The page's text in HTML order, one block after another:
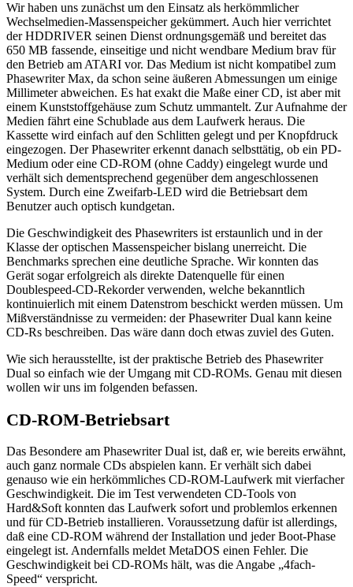
Wir haben uns zunächst um den Einsatz als herkömmlicher
Wechselmedien-Massenspeicher gekümmert. Auch hier verrichtet
der HDDRIVER seinen Dienst ordnungsgemäß und bereitet das
650 MB fassende, einseitige und nicht wendbare Medium brav für
den Betrieb am ATARI vor. Das Medium ist nicht kompatibel zum
Phasewriter Max, da schon seine äußeren Abmessungen um einige
Millimeter abweichen. Es hat exakt die Maße einer CD, ist aber mit
einem Kunststoffgehäuse zum Schutz ummantelt. Zur Aufnahme der
Medien fährt eine Schublade aus dem Laufwerk heraus. Die
Kassette wird einfach auf den Schlitten gelegt und per Knopfdruck
eingezogen. Der Phasewriter erkennt danach selbsttätig, ob ein PD-
Medium oder eine CD-ROM (ohne Caddy) eingelegt wurde und
verhält sich dementsprechend gegenüber dem angeschlossenen
System. Durch eine Zweifarb-LED wird die Betriebsart dem
Benutzer auch optisch kundgetan.
Die Geschwindigkeit des Phasewriters ist erstaunlich und in der
Klasse der optischen Massenspeicher bislang unerreicht. Die
Benchmarks sprechen eine deutliche Sprache. Wir konnten das
Gerät sogar erfolgreich als direkte Datenquelle für einen
Doublespeed-CD-Rekorder verwenden, welche bekanntlich
kontinuierlich mit einem Datenstrom beschickt werden müssen. Um
Mißverständnisse zu vermeiden: der Phasewriter Dual kann keine
CD-Rs beschreiben. Das wäre dann doch etwas zuviel des Guten.
Wie sich herausstellte, ist der praktische Betrieb des Phasewriter
Dual so einfach wie der Umgang mit CD-ROMs. Genau mit diesen
wollen wir uns im folgenden befassen.
CD-ROM-Betriebsart
Das Besondere am Phasewriter Dual ist, daß er, wie bereits erwähnt,
auch ganz normale CDs abspielen kann. Er verhält sich dabei
genauso wie ein herkömmliches CD-ROM-Laufwerk mit vierfacher
Geschwindigkeit. Die im Test verwendeten CD-Tools von
Hard&Soft konnten das Laufwerk sofort und problemlos erkennen
und für CD-Betrieb installieren. Voraussetzung dafür ist allerdings,
daß eine CD-ROM während der Installation und jeder Boot-Phase
eingelegt ist. Andernfalls meldet MetaDOS einen Fehler. Die
Geschwindigkeit bei CD-ROMs hält, was die Angabe „4fach-
Speed“ verspricht.